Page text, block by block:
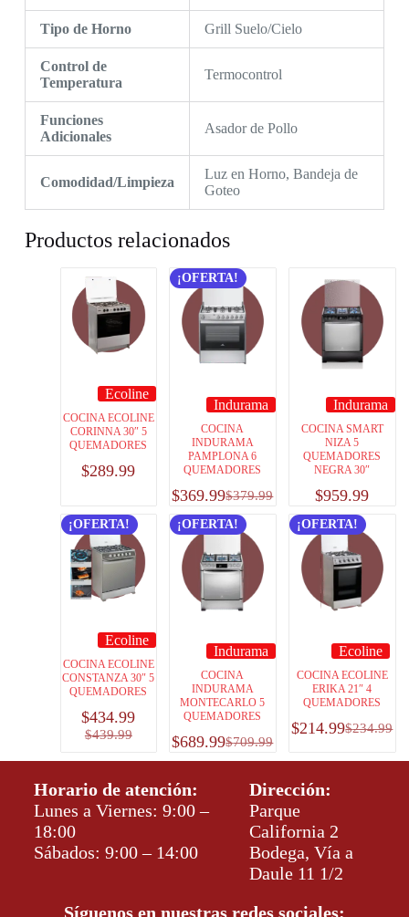
Tipo de Horno Grill Suelo/Cielo
Control de
Temperatura
Termocontrol
Funciones
Adicionales
Asador de Pollo
Comodidad/Limpieza
Luz en Horno, Bandeja de
Goteo
Productos relacionados
Ecoline
COCINA ECOLINE
CORINNA 30″ 5
QUEMADORES
$289.99
¡OFERTA!
Indurama
COCINA
INDURAMA
PAMPLONA 6
QUEMADORES
$379.99
$369.99
Indurama
COCINA SMART
NIZA 5
QUEMADORES
NEGRA 30″
$959.99
¡OFERTA!
Ecoline
COCINA ECOLINE
CONSTANZA 30″ 5
QUEMADORES
$439.99
$434.99
¡OFERTA!
Indurama
COCINA
INDURAMA
MONTECARLO 5
QUEMADORES
$709.99
$689.99
¡OFERTA!
Ecoline
COCINA ECOLINE
ERIKA 21″ 4
QUEMADORES
$234.99
$214.99
Horario de atención:
Lunes a Viernes: 9:00 –
18:00
Sábados: 9:00 – 14:00
Dirección:
Parque
California 2
Bodega, Vía a
Daule 11 1/2
Síguenos en nuestras redes sociales: